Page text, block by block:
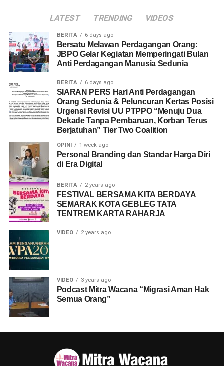
LATEST TRENDING VIDEOS
BERITA 6 days ago
Bersatu Melawan Perdagangan Orang:
JBPO Gelar Kegiatan Memperingati Bulan
Anti Perdagangan Manusia Sedunia
BERITA 6 days ago
SIARAN PERS Hari Anti Perdagangan
Orang Sedunia & Peluncuran Kertas Posisi
Urgensi Revisi UU PTPPO “Menuju Dua
Dekade Tanpa Pembaruan, Korban Terus
Berjatuhan” Tier Two Coalition
OPINI 1 week ago
Personal Branding dan Standar Harga Diri
di Era Digital
BERITA 2 years ago
FESTIVAL BERSAMA KITA BERDAYA
SEMARAK KOTA GEBLEG TATA
TENTREM KARTA RAHARJA
VIDEO 2 years ago
VIDEO 3 years ago
Podcast Mitra Wacana “Migrasi Aman Hak
Semua Orang”